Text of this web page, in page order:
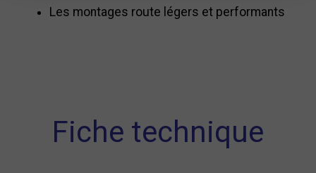
Les montages route légers et performants
Fiche technique